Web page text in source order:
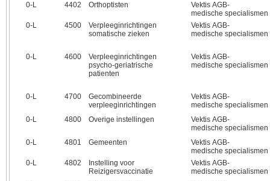
0‑L
4402 Orthoptisten
Vektis AGB-
medische specialismen
0‑L
4500
Verpleeginrichtingen
somatische zieken
Vektis AGB-
medische specialismen
0‑L 4600
Verpleeginrichtingen
psycho-geriatrische
patienten
Vektis AGB-
medische specialismen
0‑L 4700
Gecombineerde
verpleeginrichtingen
Vektis AGB-
medische specialismen
0‑L
4800 Overige instellingen
Vektis AGB-
medische specialismen
0‑L
4801 Gemeenten
Vektis AGB-
medische specialismen
0‑L
4802
Instelling voor
Reizigersvaccinatie
Vektis AGB-
medische specialismen